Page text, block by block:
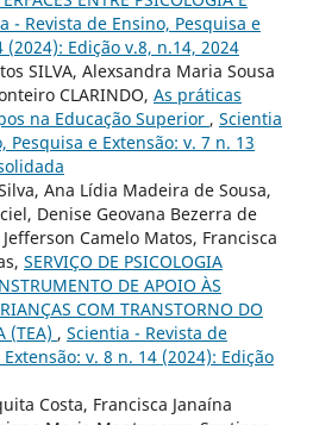
- Revista de Ensino, Pesquisa e
(2024): Edição v.8, n.14, 2024
SILVA, Alexsandra Maria Sousa
CLARINDO, As práticas
na Educação Superior , Scientia
Pesquisa e Extensão: v. 7 n. 13
Ana Lídia Madeira de Sousa,
Denise Geovana Bezerra de
Camelo Matos, Francisca
SERVIÇO DE PSICOLOGIA
DE APOIO ÀS
COM TRANSTORNO DO
(TEA) , Scientia - Revista de
v. 8 n. 14 (2024): Edição
Costa, Francisca Janaína